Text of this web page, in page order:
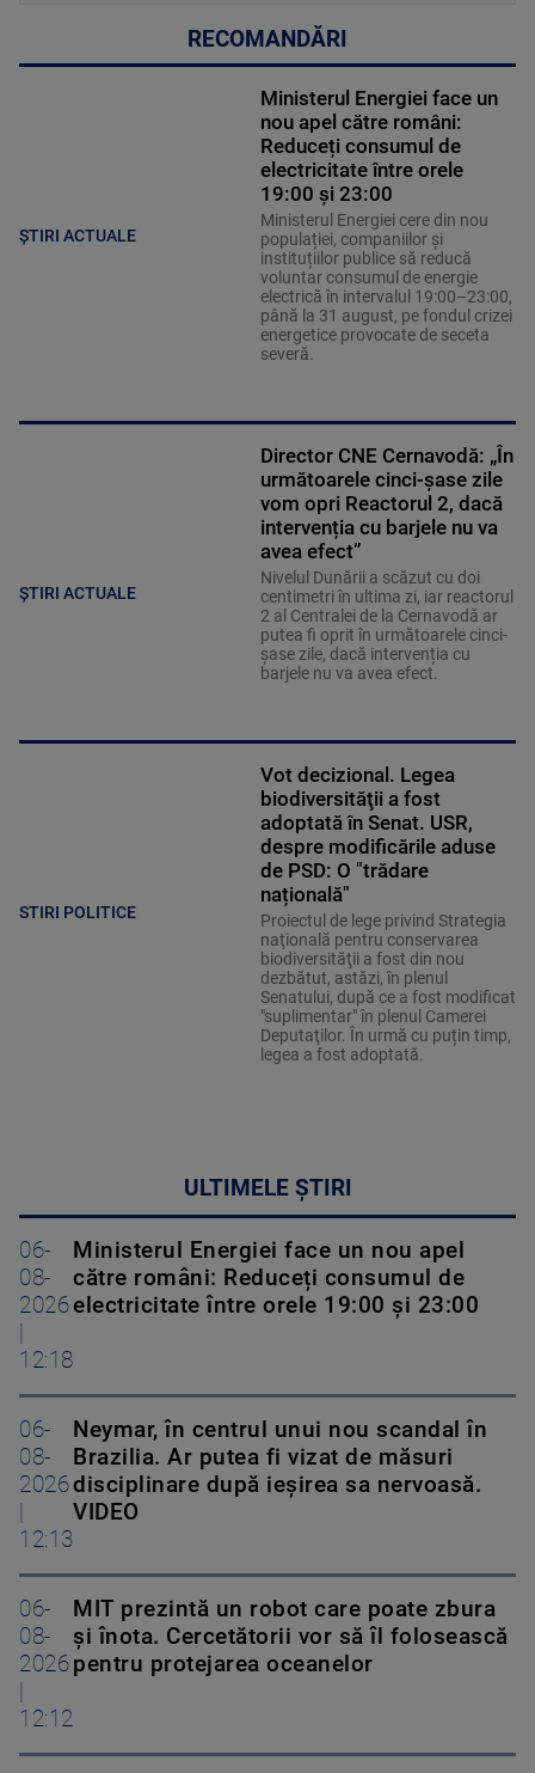
RECOMANDĂRI
ȘTIRI ACTUALE
Ministerul Energiei face un
nou apel către români:
Reduceți consumul de
electricitate între orele
19:00 și 23:00
Ministerul Energiei cere din nou
populației, companiilor și
instituțiilor publice să reducă
voluntar consumul de energie
electrică în intervalul 19:00–23:00,
până la 31 august, pe fondul crizei
energetice provocate de seceta
severă.
ȘTIRI ACTUALE
Director CNE Cernavodă: „În
următoarele cinci-șase zile
vom opri Reactorul 2, dacă
intervenția cu barjele nu va
avea efect”
Nivelul Dunării a scăzut cu doi
centimetri în ultima zi, iar reactorul
2 al Centralei de la Cernavodă ar
putea fi oprit în următoarele cinci-
șase zile, dacă intervenția cu
barjele nu va avea efect.
STIRI POLITICE
Vot decizional. Legea
biodiversităţii a fost
adoptată în Senat. USR,
despre modificările aduse
de PSD: O "trădare
națională"
Proiectul de lege privind Strategia
naţională pentru conservarea
biodiversităţii a fost din nou
dezbătut, astăzi, în plenul
Senatului, după ce a fost modificat
"suplimentar" în plenul Camerei
Deputaţilor. În urmă cu puțin timp,
legea a fost adoptată.
ULTIMELE ȘTIRI
06-
08-
2026
|
12:18
Ministerul Energiei face un nou apel
către români: Reduceți consumul de
electricitate între orele 19:00 și 23:00
06-
08-
2026
|
12:13
Neymar, în centrul unui nou scandal în
Brazilia. Ar putea fi vizat de măsuri
disciplinare după ieșirea sa nervoasă.
VIDEO
06-
08-
2026
|
12:12
MIT prezintă un robot care poate zbura
și înota. Cercetătorii vor să îl folosească
pentru protejarea oceanelor